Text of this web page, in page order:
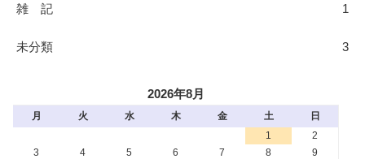
雑 記 1
未分類 3
2026年8月
月 火 水 木 金 土
日
1
2
3
4 5 6 7 8
9